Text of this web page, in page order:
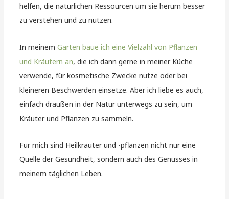
helfen, die natürlichen Ressourcen um sie herum besser
zu verstehen und zu nutzen.
In meinemGarten baue ich eine Vielzahl von Pflanzen
und Kräutern an, die ich dann gerne in meiner Küche
verwende, für kosmetische Zwecke nutze oder bei
kleineren Beschwerden einsetze. Aber ich liebe es auch,
einfach draußen in der Natur unterwegs zu sein, um
Kräuter und Pflanzen zu sammeln.
Für mich sind Heilkräuter und -pflanzen nicht nur eine
Quelle der Gesundheit, sondern auch des Genusses in
meinem täglichen Leben.